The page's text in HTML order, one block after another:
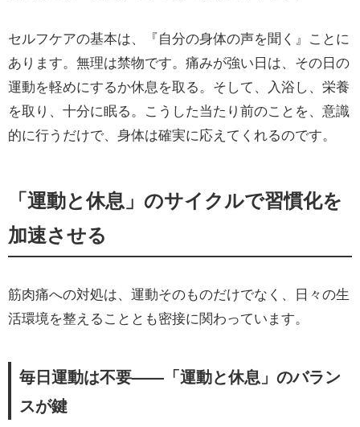
セルフケアの基本は、『自分の身体の声を聞く』ことに
あります。無理は禁物です。痛みが強い日は、その日の
運動を軽めにするか休息を取る。そして、入浴し、栄養
を取り、十分に眠る。こうした当たり前のことを、意識
的に行うだけで、身体は確実に応えてくれるのです。
「運動と休息」のサイクルで習慣化を
加速させる
筋肉痛への対処は、運動そのものだけでなく、日々の生
活環境を整えることとも密接に関わっています。
毎日運動は不要——「運動と休息」のバラン
スが鍵